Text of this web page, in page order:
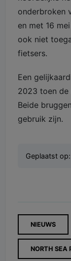
onderbroken
en met 16
ook niet
fietsers.
Een
2023 toen
Beide
gebruik zijn.
Geplaatst op:
NIEUWS
NORTH SEA